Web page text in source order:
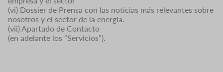
(vi) Dossier de Prensa con las noticias más relevantes sobre
nosotros y el sector de la energía.
(vii) Apartado de Contacto
(en adelante los “Servicios”).